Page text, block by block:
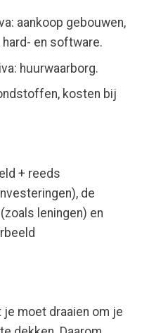
aankoop gebouwen,
en software.
huurwaarborg.
kosten bij
+ reeds
de
leningen) en
moet draaien om je